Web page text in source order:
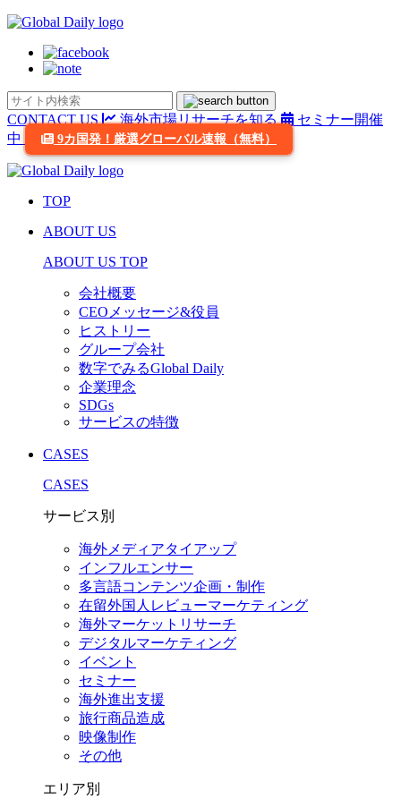
CONTACT US 海外市場リサーチを知る
セミナー開催
中
9カ国発！厳選グローバル速報（無料）
TOP
ABOUT US
ABOUT US TOP
会社概要
CEOメッセージ&役員
ヒストリー
グループ会社
数字でみるGlobal Daily
企業理念
SDGs
サービスの特徴
CASES
CASES
サービス別
海外メディアタイアップ
インフルエンサー
多言語コンテンツ企画・制作
在留外国⼈レビューマーケティング
海外マーケットリサーチ
デジタルマーケティング
イベント
セミナー
海外進出支援
旅行商品造成
映像制作
その他
エリア別